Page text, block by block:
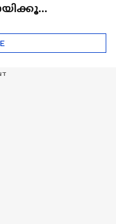
പി